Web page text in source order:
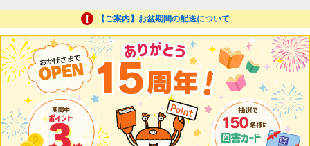
【ご案内】お盆期間の配送について